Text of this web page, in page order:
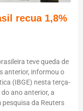
recua 1,8%
teve queda de
anterior, informou o
(IBGE) nesta terça-
ano anterior, a
pesquisa da Reuters